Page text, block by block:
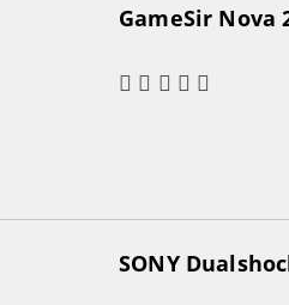
GameSir Nova
SONY